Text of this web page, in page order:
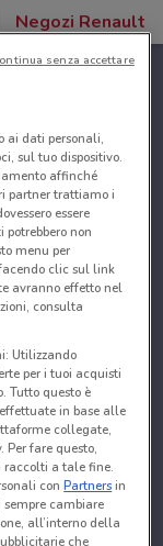
Negozi Renault
ai dati personali,
sul tuo dispositivo.
affinché
partner trattiamo i
essere
non
menu per
clic sul link
avranno effetto nel
consulta
Utilizzando
per i tuoi acquisti
Tutto questo è
in base alle
collegate,
fare questo,
raccolti a tale fine.
conPartnersin
sempre cambiare
all’interno della
che
senza accettare